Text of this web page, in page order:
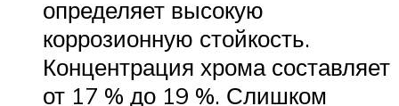
определяет высокую
коррозионную стойкость.
Концентрация хрома составляет
от 17 % до 19 %. Слишком